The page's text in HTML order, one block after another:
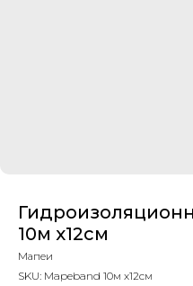
10м х12см
Мапеи
SKU: Mapeband 10м х12см